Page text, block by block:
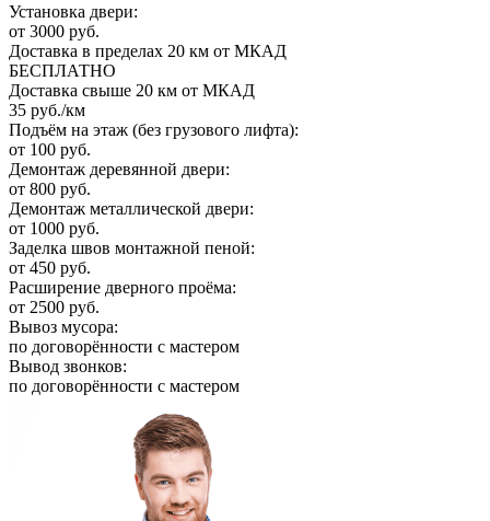
Установка двери:
от 3000 руб.
Доставка в пределах 20 км от МКАД
БЕСПЛАТНО
Доставка свыше 20 км от МКАД
35 руб./км
Подъём на этаж (без грузового лифта):
от 100 руб.
Демонтаж деревянной двери:
от 800 руб.
Демонтаж металлической двери:
от 1000 руб.
Заделка швов монтажной пеной:
от 450 руб.
Расширение дверного проёма:
от 2500 руб.
Вывоз мусора:
по договорённости с мастером
Вывод звонков:
по договорённости с мастером